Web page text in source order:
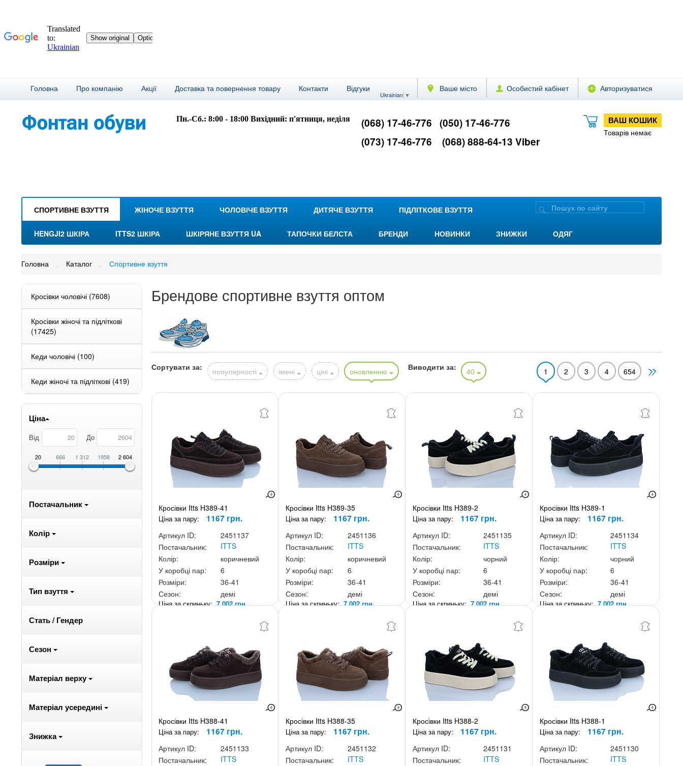
Ваше місто Особистий кабінет Авторизуватися
Головна Про компанію Акції Доставка та повернення товару Контакти Відгуки
Ukrainian ▼
ВАШ КОШИК
Товарів немає
Пн.-Сб.: 8:00 - 18:00 Вихідний: п'ятниця, неділя (068) 17-46-776 (050) 17-46-776
(073) 17-46-776
(068) 888-64-13 Viber
СПОРТИВНЕ ВЗУТТЯ ЖІНОЧЕ ВЗУТТЯ ЧОЛОВІЧЕ ВЗУТТЯ ДИТЯЧЕ ВЗУТТЯ ПІДЛІТКОВЕ ВЗУТТЯ
HENGJI2 ШКІРА ITTS2 ШКІРА ШКІРЯНЕ ВЗУТТЯ UA ТАПОЧКИ БЕЛСТА БРЕНДИ НОВИНКИ ЗНИЖКИ ОДЯГ
Головна Каталог Спортивне взуття
Кросівки чоловічі (7608)
Кросівки жіночі та підліткові
(17425)
Кеди чоловічі (100)
Кеди жіночі та підліткові (419)
Бутси(575)
Ціна
Від До
20 666 1 312 1958 2 604
Постачальник
Колір
Розміри
Тип взуття
Стать / Гендер
Сезон
Матеріал верху
Матеріал усередині
Знижка
Брендове спортивне взуття оптом
Сортувати за: популярності імені ціні оновленню Виводити за: 40 1 2 3 4 654
Кросівки Itts H389-41
Ціна за пару: 1167 грн.
Артикул ID:
2451137
Постачальник:
ITTS
Колір:
коричневий
У коробці пар:
6
Розміри:
36-41
Сезон:
демі
Ціна за скриньку:7 002 грн.
Кросівки Itts H389-35
Ціна за пару: 1167 грн.
Артикул ID:
2451136
Постачальник:
ITTS
Колір:
коричневий
У коробці пар:
6
Розміри:
36-41
Сезон:
демі
Ціна за скриньку:7 002 грн.
Кросівки Itts H389-2
Ціна за пару: 1167 грн.
Артикул ID:
2451135
Постачальник:
ITTS
Колір:
чорний
У коробці пар:
6
Розміри:
36-41
Сезон:
демі
Ціна за скриньку:7 002 грн.
Кросівки Itts H389-1
Ціна за пару: 1167 грн.
Артикул ID:
2451134
Постачальник:
ITTS
Колір:
чорний
У коробці пар:
6
Розміри:
36-41
Сезон:
демі
Ціна за скриньку:7 002 грн.
Кросівки Itts H388-41
Ціна за пару: 1167 грн.
Артикул ID:
2451133
Постачальник:
ITTS
Кросівки Itts H388-35
Ціна за пару: 1167 грн.
Артикул ID:
2451132
Постачальник:
ITTS
Кросівки Itts H388-2
Ціна за пару: 1167 грн.
Артикул ID:
2451131
Постачальник:
ITTS
Кросівки Itts H388-1
Ціна за пару: 1167 грн.
Артикул ID:
2451130
Постачальник:
ITTS